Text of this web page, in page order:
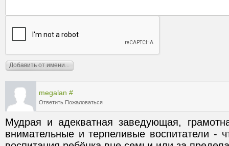
megalan #
Ответить Пожаловаться
Мудрая и адекватная заведующая,
внимательные и терпеливые воспитатели -